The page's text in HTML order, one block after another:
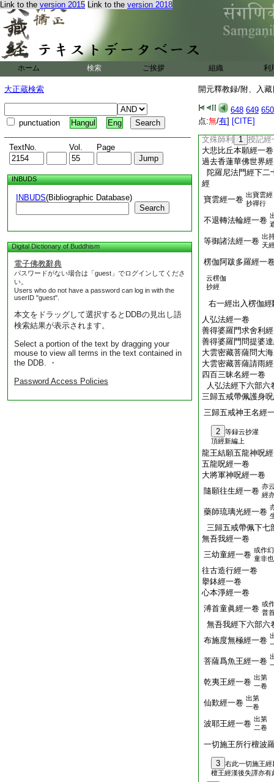
Link to the version 2015 Link to the version 2018
ホーム 検索 ご挨拶 組織 利
大正蔵検索
punctuation Hangul Eng
TextNo. Vol. Page
INBUDS
INBUDS(Bibliographic Database)
Search
Digital Dictionary of Buddhism
電子佛教辭典
パスワードがない場合は「guest」でログインしてくださ
い。
Users who do not have a password can log in with the
userID "guest".
本文をドラッグして選択するとDDBの見出し語
検索結果が表示されます。
Select a portion of the text by dragging your
mouse to view all terms in the text contained in
the DDB. ・
Password Access Policies
開元釋教録/附、入
648 649 650
点:無/有] [CITE]
寶海梵志成就大悲
佛變時會身經一卷
一音演正法經一卷
五百王子作淨土願
過去行檀波羅蜜經
觀世音求十方佛各
東方善華世界佛座
文殊師利
1 授記經
大悲比丘本願經一卷
過去香蓮華佛世界
陀羅尼法門經下二
經
寶雲經一卷 出寶雲經
抄禪行
不退轉法輪經一卷
等御諸法經一卷 出
天
楞伽阿跋多羅經一
云楞伽
抄經
右一經出入楞伽經
人弘法經一卷
善得婆羅門求舍利
善得婆羅門問提婆
大雲密藏菩薩問大
大雲密藏菩薩請雨
四百三昧名經一卷
人弘法經下六部六
三歸五戒帶佩護身
三歸五戒神王名經
2
等録云抄灌
頂經新編上
龍王結願五龍神呪
五龍呪經一卷
大將軍神呪經一卷
隨願往生經一卷 亦
經
藥師琉璃光經一卷
三歸五戒帶佩下七
無吾我經一卷
三幼童經一卷 或作幻
童非也
往古造行經一卷
擧鉢經一卷
心本淨經一卷
溥首童眞經一卷 或
普
無吾我經下六部六
布施度無極經一卷
菩薩爲魚王經一卷
乾夷王經一卷 出第
一卷
仙歎經一卷 出第
一卷
波耶王經一卷 出第
二卷
一切施王所行檀波
3
右此一切施王
檀王經漢後失譯亦有